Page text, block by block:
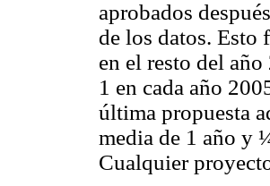
aprobados
de los datos. Esto
en el resto del
1 en cada año
última propuesta
media de 1 año y
Cualquier